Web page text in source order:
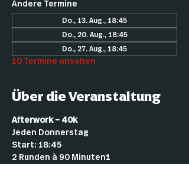
Andere Termine
Do., 13. Aug., 18:45
Do., 20. Aug., 18:45
Do., 27. Aug., 18:45
10 Termine ansehen
Über die Veranstaltung
Afterwork – 40k
Jeden Donnerstag
Start: 18:45
2 Runden à 90 Minuten1